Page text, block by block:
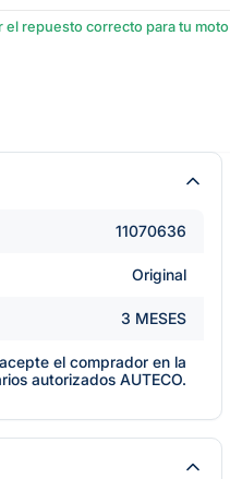
el repuesto correcto para tu moto
11070636
Original
3 MESES
el comprador en la
autorizados AUTECO.